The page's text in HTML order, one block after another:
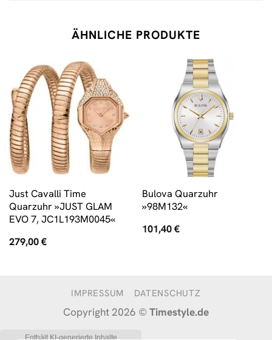
ÄHNLICHE PRODUKTE
Just Cavalli Time
Quarzuhr »JUST GLAM
EVO 7, JC1L193M0045«
279,00€
Bulova Quarzuhr
»98M132«
101,40€
IMPRESSUM DATENSCHUTZ
Copyright 2026 ©Timestyle.de